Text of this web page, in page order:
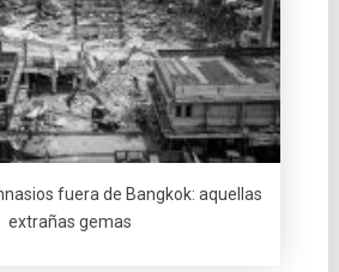
fuera de Bangkok: aquellas
extrañas gemas